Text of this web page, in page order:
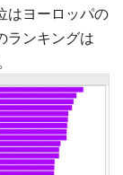
はヨーロッパの
ランキングは